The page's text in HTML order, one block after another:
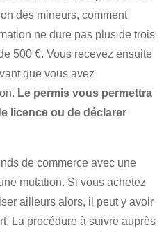
des mineurs, comment
ne dure pas plus de trois
500 €. Vous recevez ensuite
que vous avez
Le permis vous permettra
licence ou de déclarer
de commerce avec une
mutation. Si vous achetez
ailleurs alors, il peut y avoir
La procédure à suivre auprès